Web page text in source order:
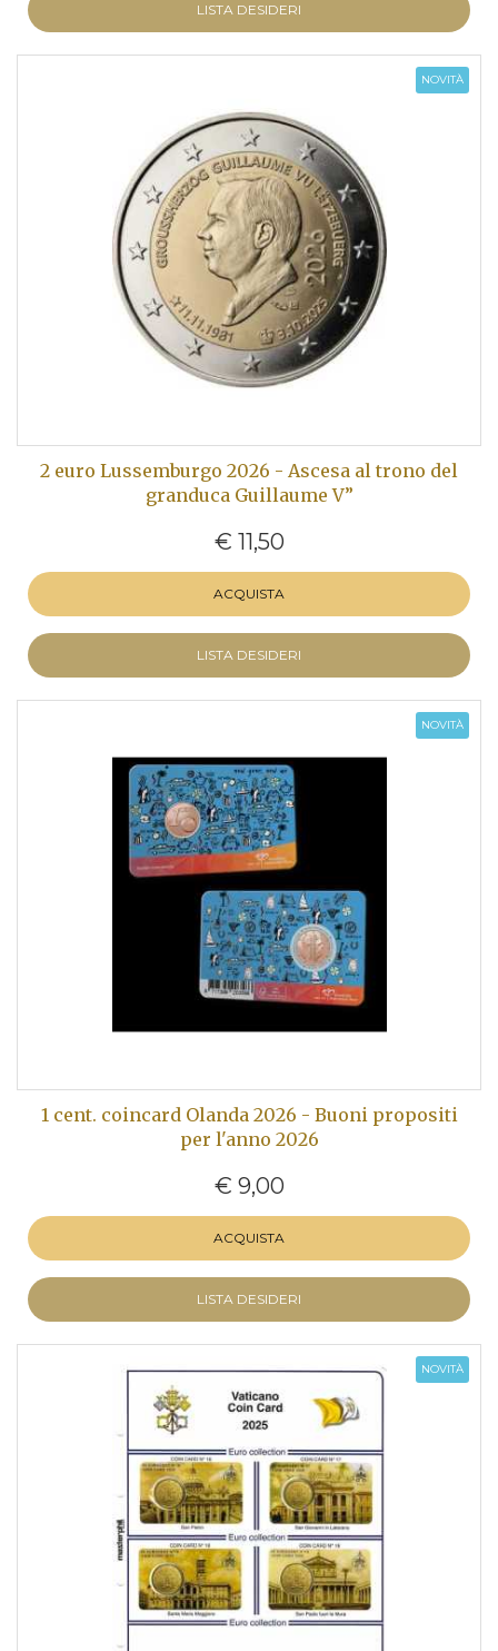
LISTA DESIDERI
NOVITÀ
2 euro Lussemburgo 2026 - Ascesa al trono del
granduca Guillaume V”
€ 11,50
ACQUISTA
LISTA DESIDERI
NOVITÀ
1 cent. coincard Olanda 2026 - Buoni propositi
per l'anno 2026
€ 9,00
ACQUISTA
LISTA DESIDERI
NOVITÀ